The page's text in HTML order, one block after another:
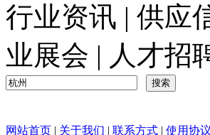
行业资讯 | 供应
业展会 | 人才招
网站首页 | 关于我们 | 联系方式 | 使用协议